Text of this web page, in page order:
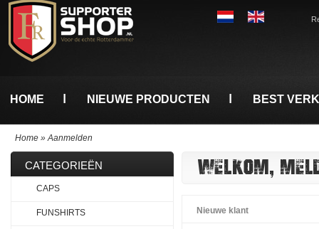
HOME NIEUWE PRODUCTEN BEST
Home »Aanmelden
WELKOM,
Nieuwe klant
CATEGORIEËN
CAPS
FUNSHIRTS